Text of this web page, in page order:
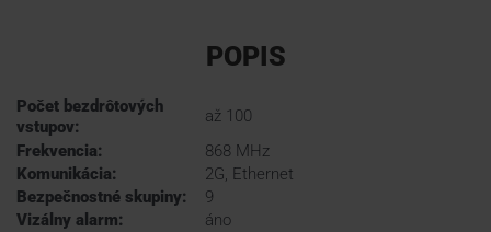
POPIS
Počet bezdrôtových
vstupov:
až 100
Frekvencia:
868 MHz
Komunikácia:
2G, Ethernet
Bezpečnostné skupiny:
9
Vizálny alarm:
áno